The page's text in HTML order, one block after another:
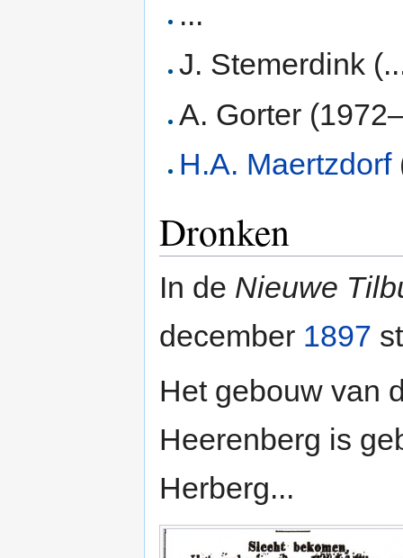
...
J. Stemerdink
A. Gorter
H.A. Maertzdorf
Dronken
In de Nieuwe
december 1897
Het gebouw van
Heerenberg is
Herberg...